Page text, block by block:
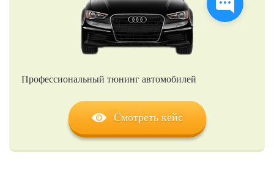
Профессиональный тюнинг автомобилей
Смотреть кейс